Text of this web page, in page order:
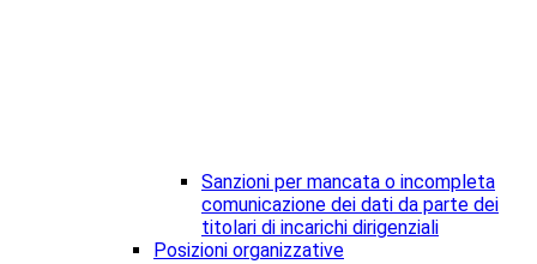
Sanzioni per mancata o incompleta
comunicazione dei dati da parte dei
titolari di incarichi dirigenziali
Posizioni organizzative